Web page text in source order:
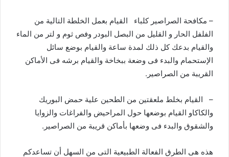
– مكافحة الصراصير كلباء
القيام بعمل الخلطة التالية من
الفلفل الحار و القليل من البصل البودر وفص ثوم و لتر من الماء
والقيام بدعك كل ذلك لمدة ساعة والقيام بوضع سائل
الإستحمام والبدء فى وضعة ببخاخة والقيام برشه فى الأماكن
القريبة من الصراصير.
– القيام بخلط ملعقتين من الطحين علية حمض البوريك
والكاكاو القيام بوضعها حول المراحيض والفراغات والزوايا
والشقوق والبدء فى وضعها بأماكن قريبة من الصراصير.
هذه هى الطرق الفعالة الطبيعية التى من السهل أن تساعدكم